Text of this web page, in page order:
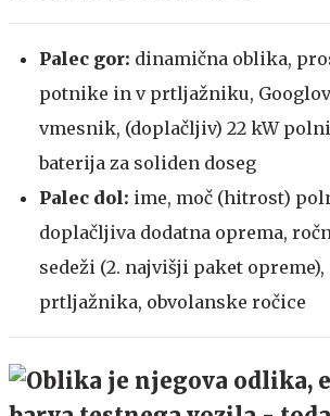
Palec gor: dinamična oblika,
potnike in v prtljažniku,
vmesnik, (doplačljiv) 22 kW
baterija za soliden doseg
Palec dol: ime, moč (hitrost)
doplačljiva dodatna oprema,
sedeži (2. najvišji paket
prtljažnika, obvolanske ročice